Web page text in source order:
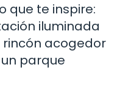
que te inspire:
iluminada
rincón acogedor
parque